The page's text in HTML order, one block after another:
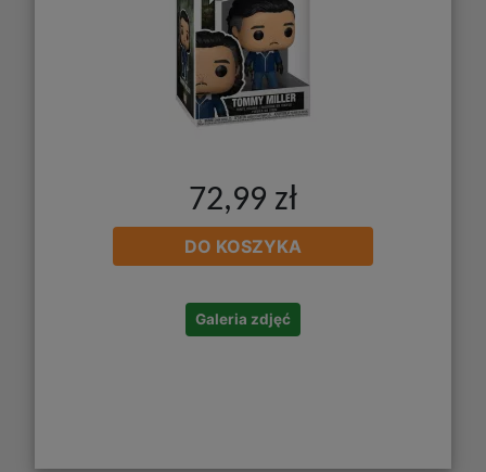
72,99 zł
DO KOSZYKA
Galeria zdjęć